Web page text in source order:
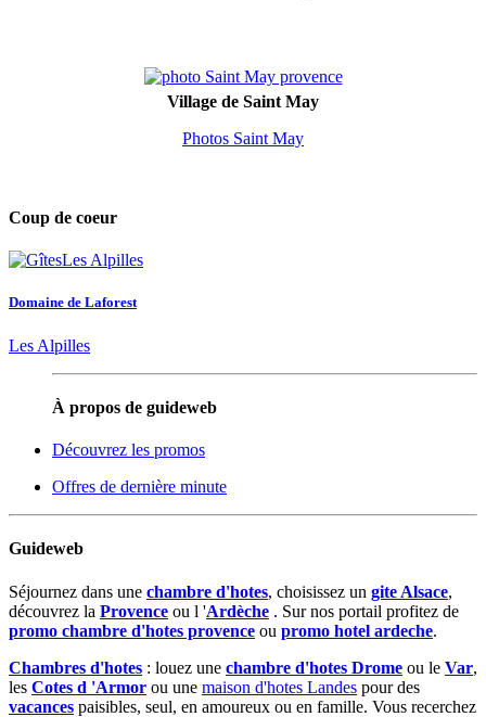
Village de Saint May
Photos Saint May
Coup de coeur
Domaine de Laforest
Les Alpilles
À propos de guideweb
Découvrez les promos
Offres de dernière minute
Guideweb
Séjournez dans une chambre d'hotes, choisissez un gite Alsace,
découvrez la Provence ou l 'Ardèche . Sur nos portail profitez de
promo chambre d'hotes provence ou promo hotel ardeche.
Chambres d'hotes : louez une chambre d'hotes Drome ou le Var,
les Cotes d 'Armor ou une maison d'hotes Landes pour des
vacances paisibles, seul, en amoureux ou en famille. Vous recerchez